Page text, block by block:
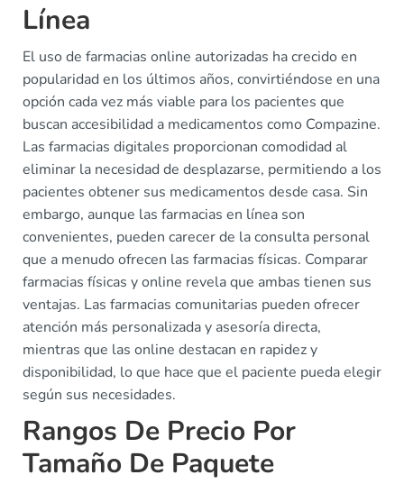
Línea
El uso de farmacias online autorizadas ha crecido en
popularidad en los últimos años, convirtiéndose en una
opción cada vez más viable para los pacientes que
buscan accesibilidad a medicamentos como Compazine.
Las farmacias digitales proporcionan comodidad al
eliminar la necesidad de desplazarse, permitiendo a los
pacientes obtener sus medicamentos desde casa. Sin
embargo, aunque las farmacias en línea son
convenientes, pueden carecer de la consulta personal
que a menudo ofrecen las farmacias físicas. Comparar
farmacias físicas y online revela que ambas tienen sus
ventajas. Las farmacias comunitarias pueden ofrecer
atención más personalizada y asesoría directa,
mientras que las online destacan en rapidez y
disponibilidad, lo que hace que el paciente pueda elegir
según sus necesidades.
Rangos De Precio Por
Tamaño De Paquete